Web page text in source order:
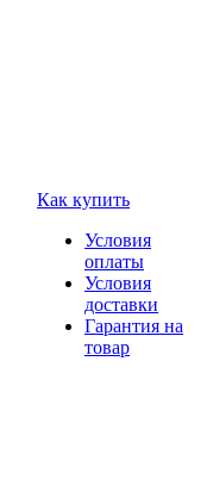
Как купить
Условия
оплаты
Условия
доставки
Гарантия на
товар